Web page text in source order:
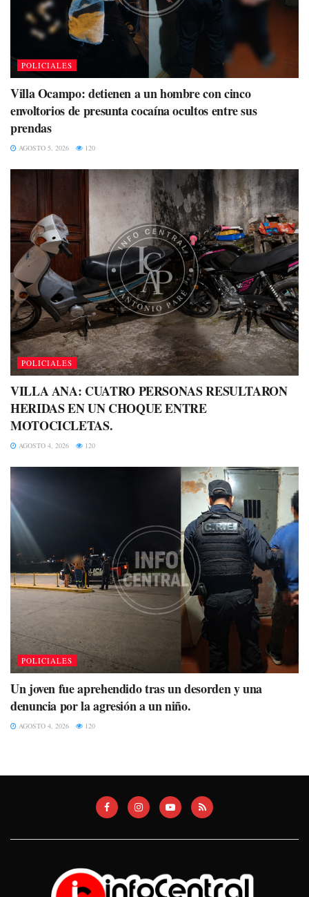
POLICIALES
Villa Ocampo: detienen a un hombre con cinco
envoltorios de presunta cocaína ocultos entre sus
prendas
AGOSTO 5, 2026 120
POLICIALES
VILLA ANA: CUATRO PERSONAS RESULTARON
HERIDAS EN UN CHOQUE ENTRE
MOTOCICLETAS.
AGOSTO 4, 2026 120
POLICIALES
Un joven fue aprehendido tras un desorden y una
denuncia por la agresión a un niño.
AGOSTO 4, 2026 120